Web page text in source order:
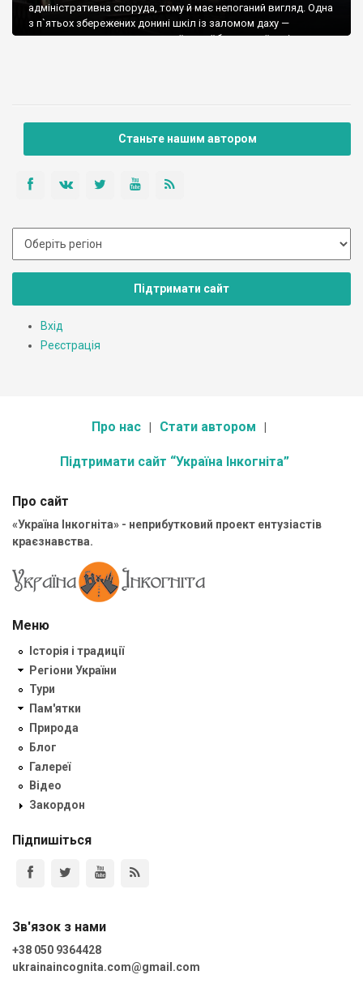
адміністративна споруда, тому й має непоганий вигляд. Одна
з п`ятьох збережених донині шкіл із заломом даху —
характерною прикметою української барокової архітектури.
Станьте нашим автором
Підтримати сайт
Вхід
Реєстрація
Про нас Стати автором
Підтримати сайт “Україна Інкогніта”
Про сайт
«Україна Інкогніта» - неприбутковий проект ентузіастів
краєзнавства.
Меню
Історія і традиції
Регіони України
Тури
Пам'ятки
Природа
Блог
Галереї
Відео
Закордон
Підпишіться
Зв'язок з нами
+38 050 9364428
ukrainaincognita.com@gmail.com